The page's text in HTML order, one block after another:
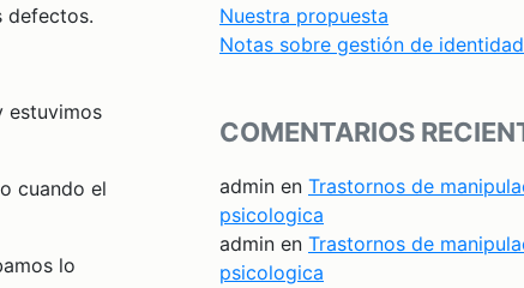
defectos.
estuvimos
cuando el
lo
Nuestra propuesta
Notas sobre gestión de
COMENTARIOS
admin en Trastornos de
psicologica
admin en Trastornos de
psicologica